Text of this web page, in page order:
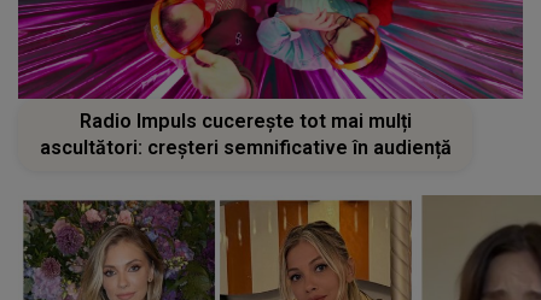
Radio Impuls cucerește tot mai mulți
ascultători: creșteri semnificative în audiență